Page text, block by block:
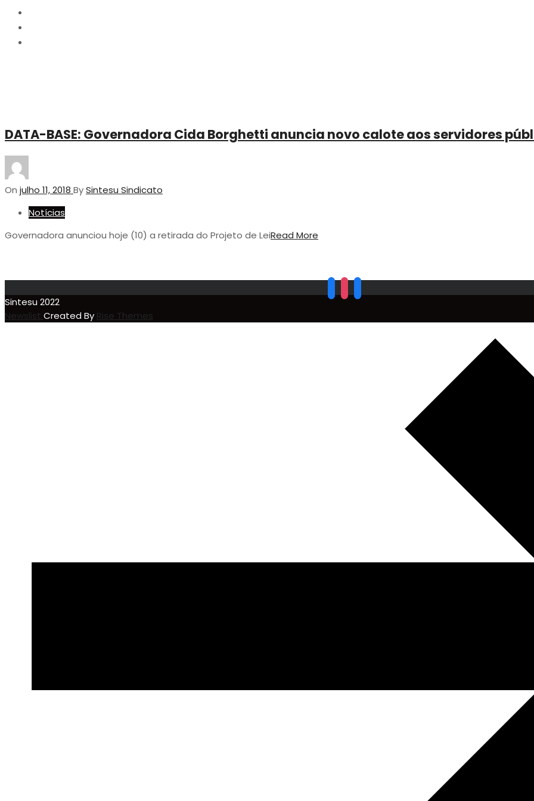
DATA-BASE: Governadora Cida Borghetti anuncia novo calote aos servidores
On julho 11, 2018 BySintesu Sindicato
Notícias
Governadora anunciou hoje (10) a retirada do Projeto de LeiRead More
Sintesu 2022
Newslist Created By Rise Themes